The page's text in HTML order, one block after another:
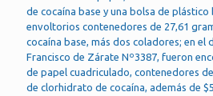
de cocaína base y una bolsa de plástico
envoltorios contenedores de 27,61
cocaína base, más dos coladores; en el
Francisco de Zárate Nº3387, fueron
de papel cuadriculado, contenedores
de clorhidrato de cocaína, además de